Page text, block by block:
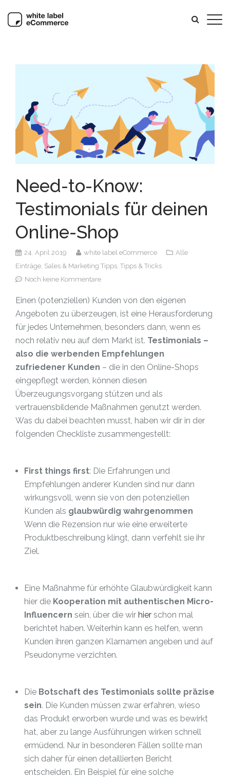
Need-to-Know:
Testimonials für deinen
Online-Shop
24. April 2019 white label eCommerce
Alle
Einträge, Sales & Marketing Tipps, Tipps & Tricks
Noch keine Kommentare
Einen (potenziellen) Kunden von den eigenen
Angeboten zu überzeugen, ist eine Herausforderung
für jedes Unternehmen, besonders dann, wenn es
noch relativ neu auf dem Markt ist. Testimonials –
also die werbenden Empfehlungen
zufriedener Kunden – die in den Online-Shops
eingepflegt werden, können diesen
Überzeugungsvorgang stützen und als
vertrauensbildende Maßnahmen genutzt werden.
Was du dabei beachten musst, haben wir dir in der
folgenden Checkliste zusammengestellt:
First things first: Die Erfahrungen und
Empfehlungen anderer Kunden sind nur dann
wirkungsvoll, wenn sie von den potenziellen
Kunden als glaubwürdig wahrgenommen
Wenn die Rezension nur wie eine erweiterte
Produktbeschreibung klingt, dann verfehlt sie ihr
Ziel.
Eine Maßnahme für erhöhte Glaubwürdigkeit kann
hier die Kooperation mit authentischen Micro-
Influencern sein, über die wir hier schon mal
berichtet haben. Weiterhin kann es helfen, wenn
Kunden ihren ganzen Klarnamen angeben und auf
Pseudonyme verzichten.
Die Botschaft des Testimonials sollte präzise
sein. Die Kunden müssen zwar erfahren, wieso
das Produkt erworben wurde und was es bewirkt
hat, aber zu lange Ausführungen wirken schnell
ermüdend. Nur in besonderen Fällen sollte man
sich daher für einen detaillierten Bericht
entscheiden. Ein Beispiel für eine solche